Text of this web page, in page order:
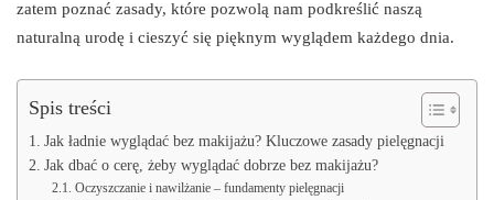
zatem poznać zasady, które pozwolą nam podkreślić naszą
naturalną urodę i cieszyć się pięknym wyglądem każdego dnia.
Spis treści
Jak ładnie wyglądać bez makijażu? Kluczowe zasady pielęgnacji
Jak dbać o cerę, żeby wyglądać dobrze bez makijażu?
Oczyszczanie i nawilżanie – fundamenty pielęgnacji